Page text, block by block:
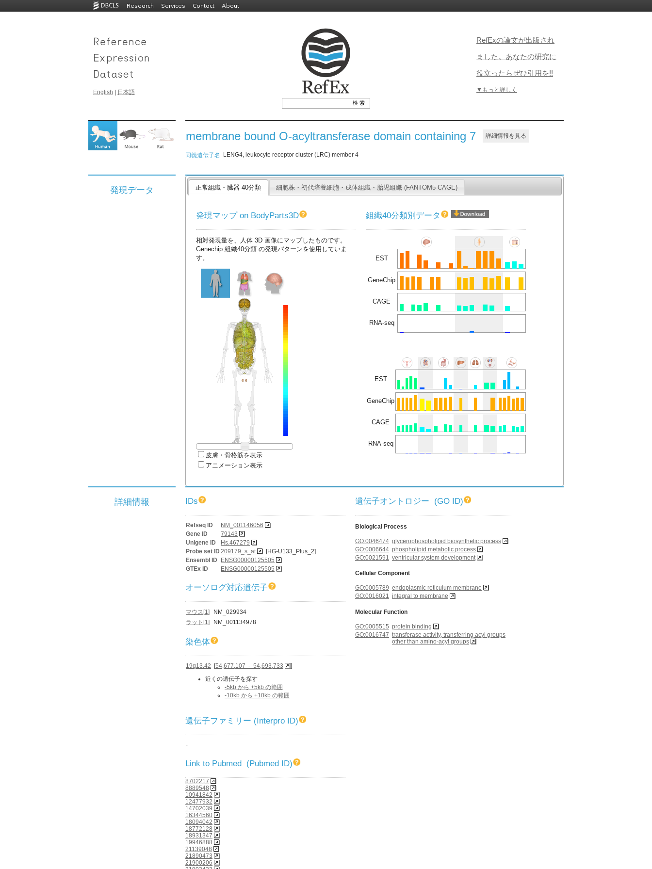
Research Services Contact About
English 日本語
RefExの論文が出版され
ました。あなたの研究に
役立ったらぜひ引用を!!
▼もっと詳しく
membrane bound O-acyltransferase domain containing 7 詳細情報を見る
同義遺伝子名 LENG4, leukocyte receptor cluster (LRC) member 4
発現データ 正常組織・臓器 40分類 細胞株・初代培養細胞・成体組織・胎児組織 (FANTOM5 CAGE)
発現マップ on BodyParts3D
相対発現量を、人体 3D 画像にマップしたものです。
Genechip 組織40分類 の発現パターンを使用していま
す。
皮膚・骨格筋を表示
アニメーション表示
組織40分類別データ
EST
GeneChip
CAGE
RNA-seq
EST
GeneChip
CAGE
RNA-seq
詳細情報 IDs
Refseq ID
NM_001146056
Gene ID
79143
Unigene ID
Hs.467279
Probe set ID 209179_s_at
[HG-U133_Plus_2]
Ensembl ID
ENSG00000125505
GTEx ID
ENSG00000125505
オーソログ対応遺伝子
マウス[1]
NM_029934
ラット[1]
NM_001134978
染色体
19q13.42 [54,677,107 - 54,693,733
]
近くの遺伝子を探す
-5kb から +5kb の範囲
-10kb から +10kb の範囲
遺伝子ファミリー (Interpro ID)
-
Link to Pubmed (Pubmed ID)
8702217
8889548
10941842
12477932
14702039
16344560
18094042
18772128
18931347
19946888
21139048
21890473
21900206
遺伝子オントロジー (GO ID)
Biological Process
GO:0046474 glycerophospholipid biosynthetic process
GO:0006644 phospholipid metabolic process
GO:0021591
ventricular system development
Cellular Component
GO:0005789 endoplasmic reticulum membrane
GO:0016021 integral to membrane
Molecular Function
GO:0005515 protein binding
GO:0016747 transferase activity, transferring acyl groups
other than amino-acyl groups